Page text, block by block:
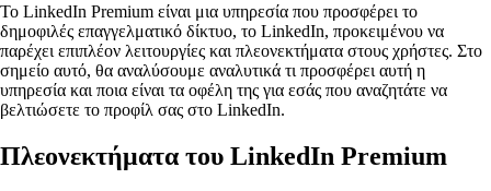
Το LinkedIn Premium είναι μια υπηρεσία που προσφέρει το
δημοφιλές επαγγελματικό δίκτυο, το LinkedIn, προκειμένου να
παρέχει επιπλέον λειτουργίες και πλεονεκτήματα στους χρήστες. Στο
σημείο αυτό, θα αναλύσουμε αναλυτικά τι προσφέρει αυτή η
υπηρεσία και ποια είναι τα οφέλη της για εσάς που αναζητάτε να
βελτιώσετε το προφίλ σας στο LinkedIn.
Πλεονεκτήματα του LinkedIn Premium